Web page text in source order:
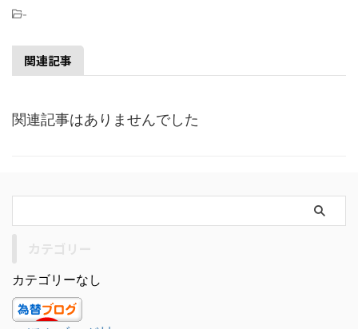
-
関連記事
関連記事はありませんでした
カテゴリーなし